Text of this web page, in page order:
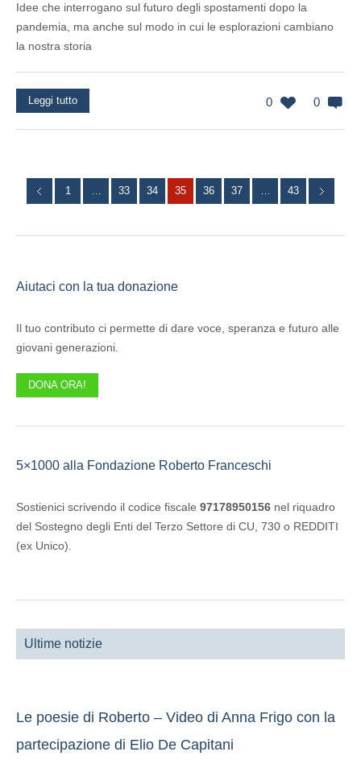
Idee che interrogano sul futuro degli spostamenti dopo la
pandemia, ma anche sul modo in cui le esplorazioni cambiano
la nostra storia
0 0
Leggi tutto
1 … 33 34 35 36 37 … 43
Aiutaci con la tua donazione
Il tuo contributo ci permette di dare voce, speranza e futuro alle
giovani generazioni.
DONA ORA!
5×1000 alla Fondazione Roberto Franceschi
Sostienici scrivendo il codice fiscale 97178950156 nel riquadro
del Sostegno degli Enti del Terzo Settore di CU, 730 o REDDITI
(ex Unico).
Ultime notizie
Le poesie di Roberto – Video di Anna Frigo con la
partecipazione di Elio De Capitani